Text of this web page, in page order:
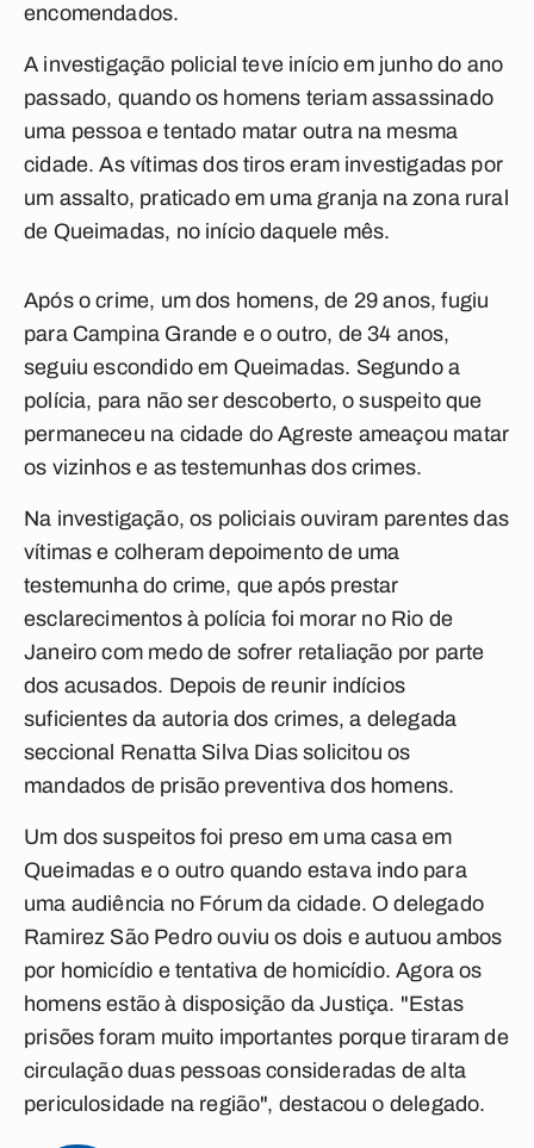
encomendados.
A investigação policial teve início em junho do ano
passado, quando os homens teriam assassinado
uma pessoa e tentado matar outra na mesma
cidade. As vítimas dos tiros eram investigadas por
um assalto, praticado em uma granja na zona rural
de Queimadas, no início daquele mês.
Após o crime, um dos homens, de 29 anos, fugiu
para Campina Grande e o outro, de 34 anos,
seguiu escondido em Queimadas. Segundo a
polícia, para não ser descoberto, o suspeito que
permaneceu na cidade do Agreste ameaçou matar
os vizinhos e as testemunhas dos crimes.
Na investigação, os policiais ouviram parentes das
vítimas e colheram depoimento de uma
testemunha do crime, que após prestar
esclarecimentos à polícia foi morar no Rio de
Janeiro com medo de sofrer retaliação por parte
dos acusados. Depois de reunir indícios
suficientes da autoria dos crimes, a delegada
seccional Renatta Silva Dias solicitou os
mandados de prisão preventiva dos homens.
Um dos suspeitos foi preso em uma casa em
Queimadas e o outro quando estava indo para
uma audiência no Fórum da cidade. O delegado
Ramirez São Pedro ouviu os dois e autuou ambos
por homicídio e tentativa de homicídio. Agora os
homens estão à disposição da Justiça. "Estas
prisões foram muito importantes porque tiraram de
circulação duas pessoas consideradas de alta
periculosidade na região", destacou o delegado.